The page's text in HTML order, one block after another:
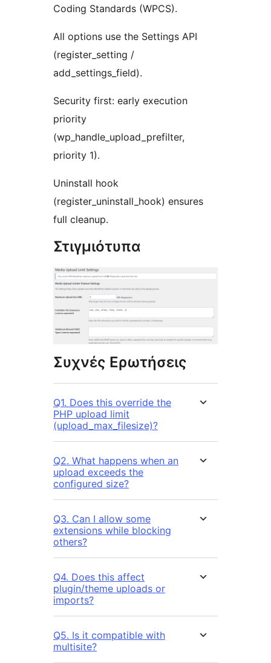
Coding Standards (WPCS).
All options use the Settings API
(register_setting /
add_settings_field).
Security first: early execution
priority
(wp_handle_upload_prefilter,
priority 1).
Uninstall hook
(register_uninstall_hook) ensures
full cleanup.
Στιγμιότυπα
Συχνές Ερωτήσεις
Q1. Does this override the
PHP upload limit
(upload_max_filesize)?
Q2. What happens when an
upload exceeds the
configured size?
Q3. Can I allow some
extensions while blocking
others?
Q4. Does this affect
plugin/theme uploads or
imports?
Q5. Is it compatible with
multisite?